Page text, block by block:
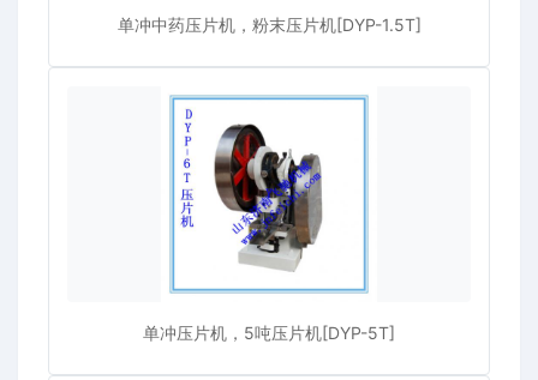
单冲中药压片机，粉末压片机[DYP-1.5T]
单冲压片机，5吨压片机[DYP-5T]